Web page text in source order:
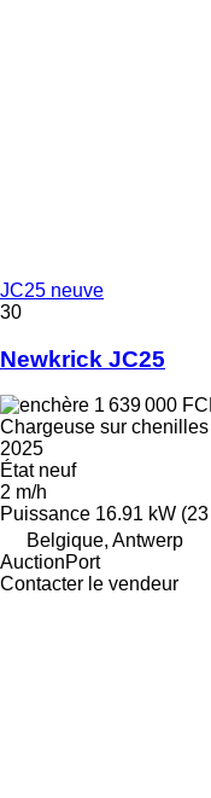
JC25 neuve
30
Newkrick JC25
1 639 000
Chargeuse sur chenilles
2025
Étatneuf
2 m/h
Puissance 16.91 kW
Belgique, Antwerp
AuctionPort
Contacter le vendeur